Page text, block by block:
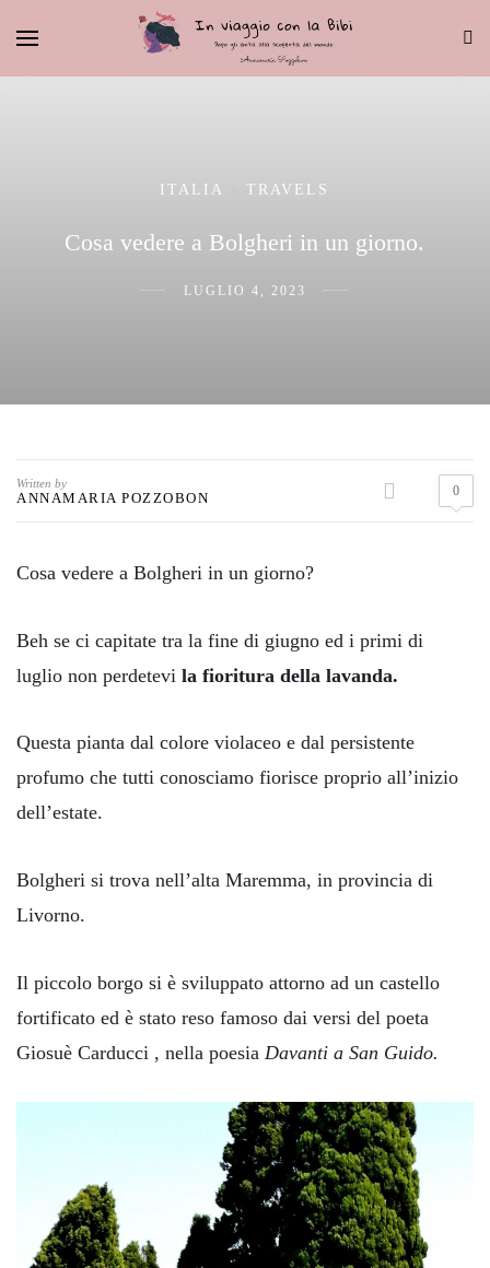
ITALIA TRAVELS
Cosa vedere a Bolgheri in un giorno.
LUGLIO 4, 2023
Written by
ANNAMARIA POZZOBON 0
Cosa vedere a Bolgheri in un giorno?
Beh se ci capitate tra la fine di giugno ed i primi di
luglio non perdetevi la fioritura della lavanda.
Questa pianta dal colore violaceo e dal persistente
profumo che tutti conosciamo fiorisce proprio all’inizio
dell’estate.
Bolgheri si trova nell’alta Maremma, in provincia di
Livorno.
Il piccolo borgo si è sviluppato attorno ad un castello
fortificato ed è stato reso famoso dai versi del poeta
Giosuè Carducci , nella poesia Davanti a San Guido.